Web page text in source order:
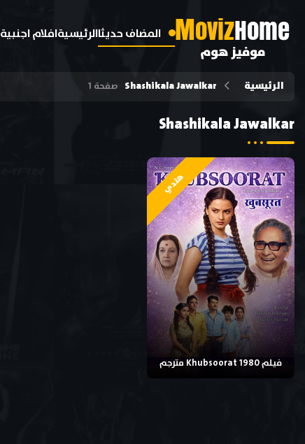
MovizHome
موفيز هوم
المضاف حديثاالرئيسيةافلام اجنبية
الرئيسية Shashikala Jawalkar صفحة 1
Shashikala Jawalkar
هندي
فيلم Khubsoorat 1980 مترجم